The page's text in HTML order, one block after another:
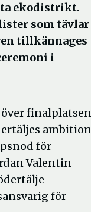
ekodistrikt.
som tävlar
tillkännages
i
ambition
för
Valentin
för